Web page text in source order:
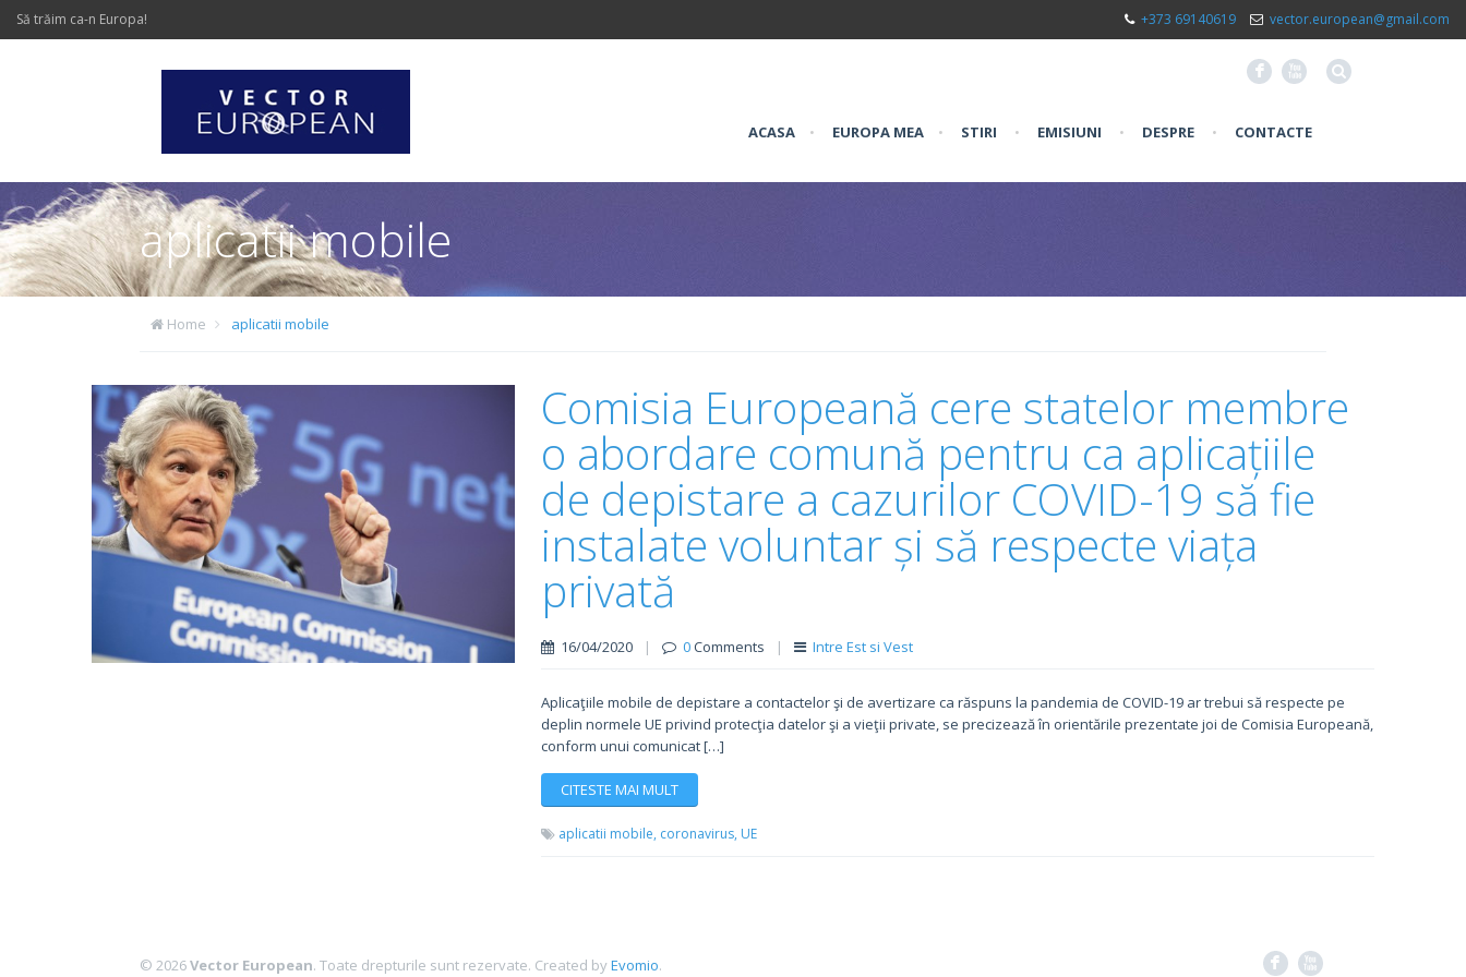
Să trăim ca-n Europa! +373 69140619 vector.european@gmail.com
F X
ACASA • EUROPA MEA • STIRI • EMISIUNI • DESPRE • CONTACTE
aplicatii mobile
Home aplicatii mobile
Comisia Europeană cere statelor membre
o abordare comună pentru ca aplicațiile
de depistare a cazurilor COVID-19 să fie
instalate voluntar și să respecte viața
privată
16/04/2020 | 0Comments | Intre Est si Vest
Aplicaţiile mobile de depistare a contactelor şi de avertizare ca răspuns la pandemia de COVID-19 ar trebui să respecte pe
deplin normele UE privind protecţia datelor şi a vieţii private, se precizează în orientările prezentate joi de Comisia Europeană,
conform unui comunicat […]
CITESTE MAI MULT
aplicatii mobile, coronavirus, UE
© 2026Vector European. Toate drepturile sunt rezervate. Created byEvomio. F X